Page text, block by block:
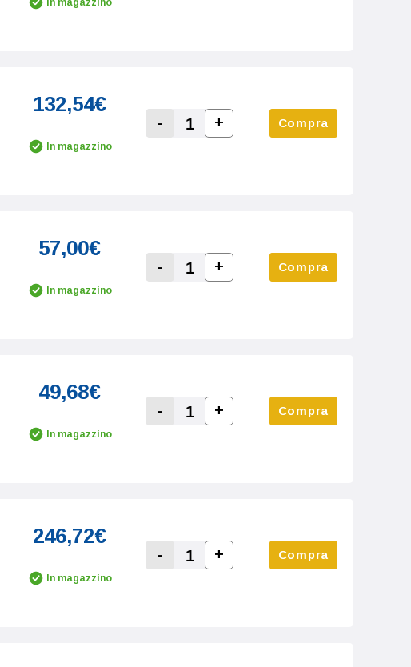
In magazzino
132,54€
In magazzino Decrease Quantity:
-
Increase Quantity:
+ Compra
57,00€
In magazzino Decrease Quantity:
-
Increase Quantity:
+ Compra
49,68€
In magazzino Decrease Quantity:
-
Increase Quantity:
+ Compra
246,72€
In magazzino Decrease Quantity:
-
Increase Quantity:
+ Compra